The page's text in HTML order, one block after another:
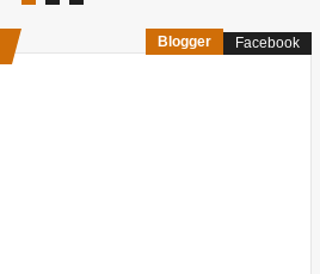
Blogger Facebook